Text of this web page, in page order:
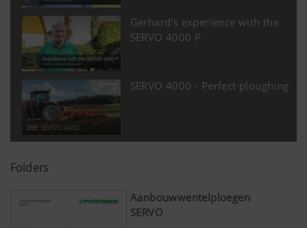
Gerhard's experience with the
SERVO 4000 P
SERVO 4000 - Perfect ploughing
Folders
Aanbouwwentelploegen
SERVO